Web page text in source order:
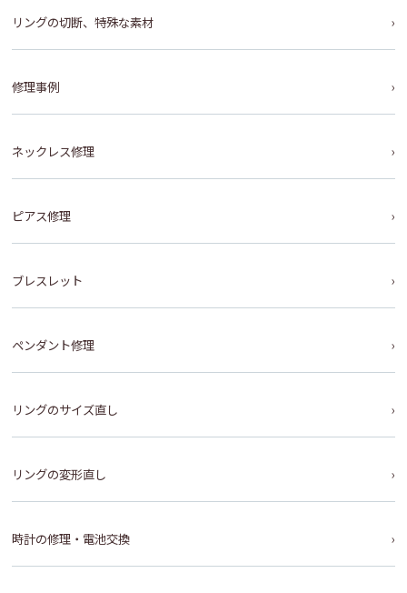
リングの切断、特殊な素材
修理事例
ネックレス修理
ピアス修理
ブレスレット
ペンダント修理
リングのサイズ直し
リングの変形直し
時計の修理・電池交換